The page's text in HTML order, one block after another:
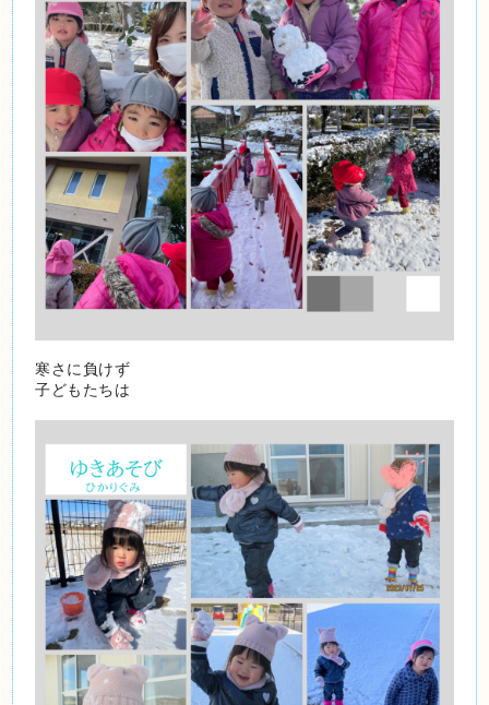
寒さに負けず
子どもたちは